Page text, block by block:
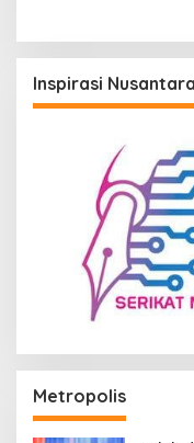
Inspirasi Nusantara
Metropolis